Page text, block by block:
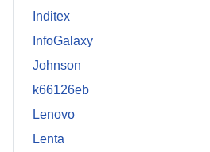
Inditex
InfoGalaxy
Johnson
k66126eb
Lenovo
Lenta